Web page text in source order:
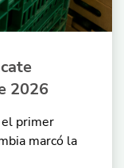
2026
el primer
marcó la